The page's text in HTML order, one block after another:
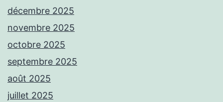
décembre 2025
novembre 2025
octobre 2025
septembre 2025
août 2025
juillet 2025